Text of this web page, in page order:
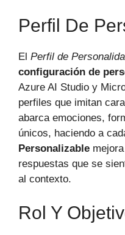
Perfil De
El Perfil de
configuración de
Azure AI Studio y
perfiles que imitan
abarca emociones,
únicos, haciendo a
Personalizable
respuestas que se
al contexto.
Rol Y